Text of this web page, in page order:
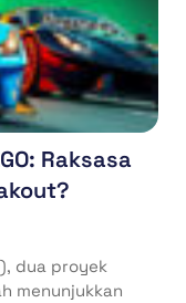
Raksasa
dua proyek
menunjukkan